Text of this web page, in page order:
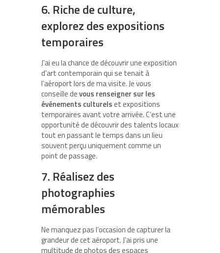
6. Riche de culture,
explorez des expositions
temporaires
J’ai eu la chance de découvrir une exposition
d’art contemporain qui se tenait à
l’aéroport lors de ma visite. Je vous
conseille devous renseigner sur les
événements culturelset expositions
temporaires avant votre arrivée. C’est une
opportunité de découvrir des talents locaux
tout en passant le temps dans un lieu
souvent perçu uniquement comme un
point de passage.
7. Réalisez des
photographies
mémorables
Ne manquez pas l’occasion de capturer la
grandeur de cet aéroport. J’ai pris une
multitude de photos des espaces